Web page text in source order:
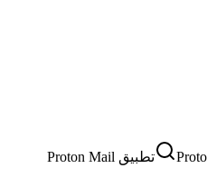
تطبيق Proton Mail